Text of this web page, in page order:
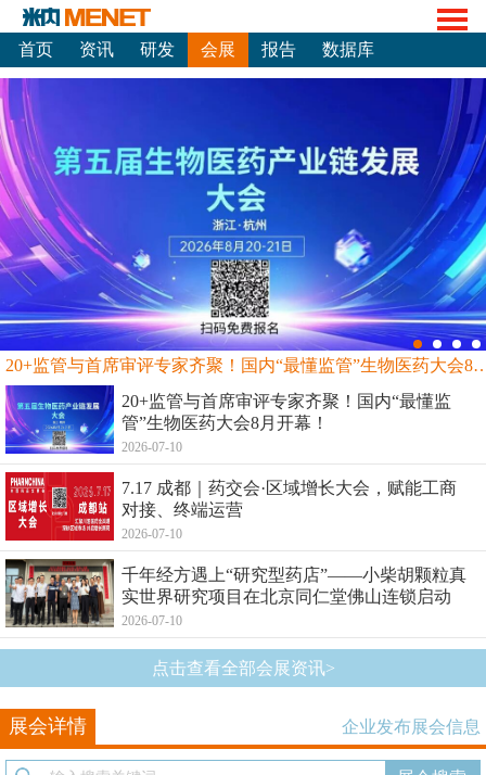
首页 资讯 研发 会展 报告 数据库
20+监管与首席审评专家齐聚！国内“最
20+监管与首席审评专家齐聚！国内“最懂监
管”生物医药大会8月开幕！
2026-07-10
7.17 成都｜药交会·区域增长大会，赋能工商
对接、终端运营
2026-07-10
千年经方遇上“研究型药店”——小柴胡颗粒真
实世界研究项目在北京同仁堂佛山连锁启动
2026-07-10
点击查看全部会展资讯>
展会详情 企业发布展会信息